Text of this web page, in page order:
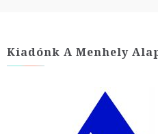
Kiadónk A Menhely